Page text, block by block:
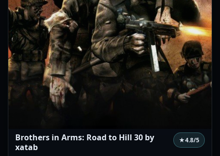
Brothers in Arms: Road to Hill 30 by
xatab
★4.8/5